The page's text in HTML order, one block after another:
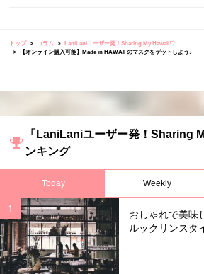
トップ コラム
LaniLaniユーザー発！Sharing My Hawaii♡
【オンライン購入可能】Made in HAWAII のマスクをゲットしよう♪
「LaniLaniユーザー発！Sharing
ンキング
Today Weekly
おしゃれで美味
ルックリンスタ